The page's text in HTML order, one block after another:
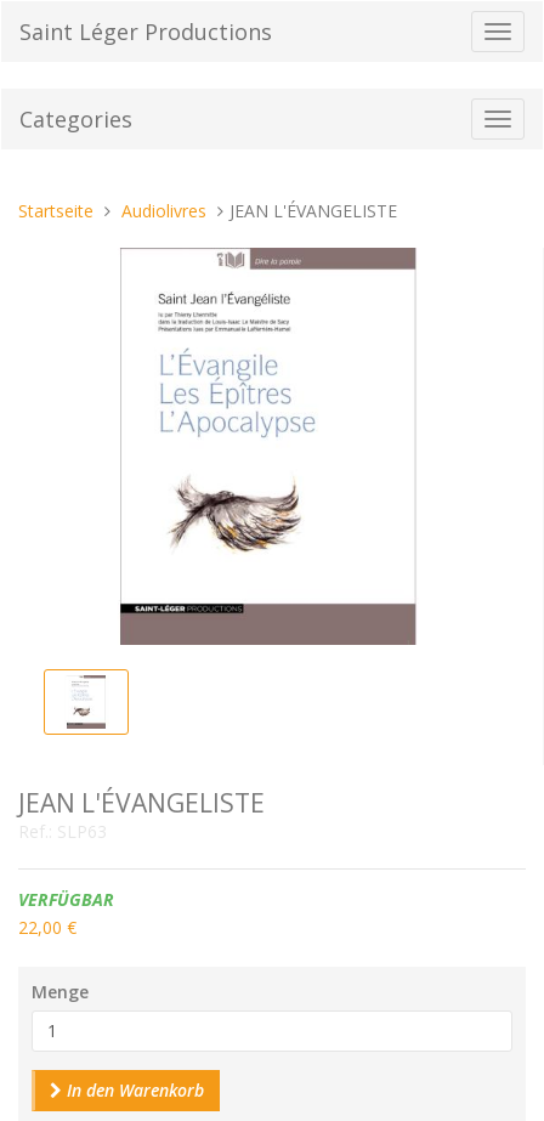
zumSaint Léger Productions
Categories
Sie
Startseite Audiolivres JEAN L'ÉVANGELISTE
JEAN L'ÉVANGELISTE
Ref.: SLP63
Verfügbarkeit:
VERFÜGBAR
22,00 €
Menge
In den Warenkorb